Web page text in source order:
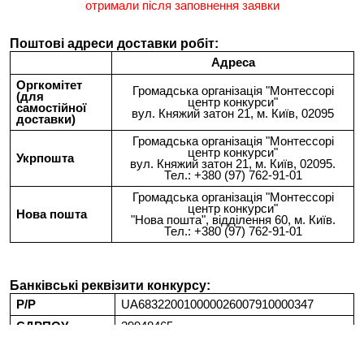
отримали після заповнення заявки
Поштові адреси доставки робіт:
Адреса
Оргкомітет
(для
самостійної
доставки)
Громадська організація "Монтессорі
центр конкурси"
вул. Княжий затон 21, м. Київ, 02095
Укрпошта
Громадська організація "Монтессорі
центр конкурси"
вул. Княжий затон 21, м. Київ, 02095.
Тел.: +380 (97) 762-91-01
Нова пошта
Громадська організація "Монтессорі
центр конкурси"
"Нова пошта", відділення 60, м. Київ.
Тел.: +380 (97) 762-91-01
Банківські реквізити конкурсу:
Р/Р
UA683220010000026007910000347
ЄДРПОУ
39948465